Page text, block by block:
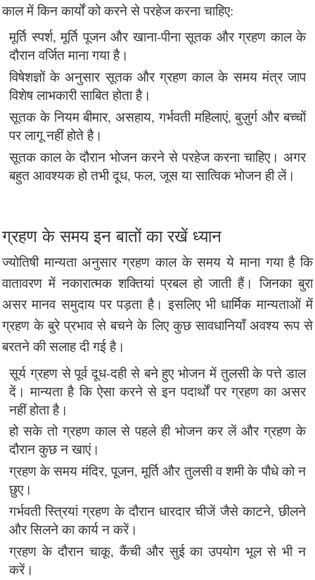
काल में किन कार्यों को करने से परहेज करना चाहिए:
मूर्ति स्पर्श, मूर्ति पूजन और खाना-पीना सूतक और ग्रहण काल के
दौरान वर्जित माना गया है।
विषेशज्ञों के अनुसार सूतक और ग्रहण काल के समय मंत्र जाप
विशेष लाभकारी साबित होता है।
सूतक के नियम बीमार, असहाय, गर्भवती महिलाएं, बुज़ुर्ग और बच्चों
पर लागू नहीं होते है।
सूतक काल के दौरान भोजन करने से परहेज करना चाहिए। अगर
बहुत आवश्यक हो तभी दूध, फल, जूस या सात्विक भोजन ही लें।
ग्रहण के समय इन बातों का रखें ध्यान
ज्योतिषी मान्यता अनुसार ग्रहण काल के समय ये माना गया है कि
वातावरण में नकारात्मक शक्तियां प्रबल हो जाती हैं। जिनका बुरा
असर मानव समुदाय पर पड़ता है। इसलिए भी धार्मिक मान्यताओं में
ग्रहण के बुरे प्रभाव से बचने के लिए कुछ सावधानियाँ अवश्य रूप से
बरतने की सलाह दी गई है।
सूर्य ग्रहण से पूर्व दूध-दही से बने हुए भोजन में तुलसी के पत्ते डाल
दें। मान्यता है कि ऐसा करने से इन पदार्थों पर ग्रहण का असर
नहीं होता है।
हो सके तो ग्रहण काल से पहले ही भोजन कर लें और ग्रहण के
दौरान कुछ न खाएं।
ग्रहण के समय मंदिर, पूजन, मूर्ति और तुलसी व शमी के पौधे को न
छुए।
गर्भवती स्त्रियां ग्रहण के दौरान धारदार चीजें जैसे काटने, छीलने
और सिलने का कार्य न करें।
ग्रहण के दौरान चाकू, कैंची और सुई का उपयोग भूल से भी न
करें।